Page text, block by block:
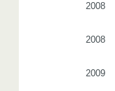
2008
2008
2009